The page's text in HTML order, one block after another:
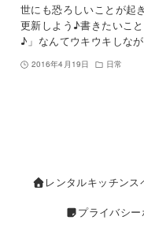
世にも恐ろしいことが起
更新しよう♪書きたいこ
♪」なんてウキウキしな
2016年4月19日 日常
レンタルキッチン
プライバシ